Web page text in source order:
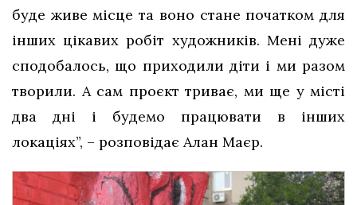
буде живе місце та воно стане початком для
інших цікавих робіт художників. Мені дуже
сподобалось, що приходили діти і ми разом
творили. А сам проєкт триває, ми ще у місті
два дні і будемо працювати в інших
локаціях”, – розповідає Алан Маєр.